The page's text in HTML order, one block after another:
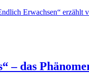
Erwachsen“ erzählt
– das